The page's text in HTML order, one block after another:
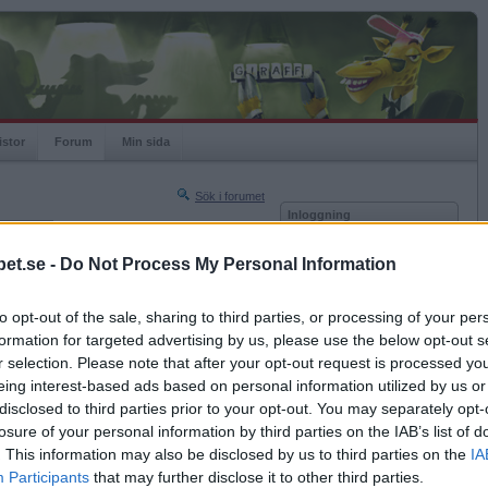
- Do Not Process My Personal Information
opt-out of the sale, sharing to third parties, or processing of your
for targeted advertising by us, please use the below opt-out
selection. Please note that after your opt-out request is processed
interest-based ads based on personal information utilized by us
to third parties prior to your opt-out. You may separately
of your personal information by third parties on the IAB’s list of
This information may also be disclosed by us to third parties on the
Participants that may further disclose it to other third parties.
Forum Min sida
Sök i forumet
Nästa sida »
2018-01-18 17:03
Inloggning
Kom ihåg mig
Glömt ditt lösenord?
Få ny aktiveringslänk
Betapet är gratis!